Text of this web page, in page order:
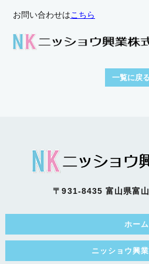
お問い合わせはこちら
一覧に戻る
〒931-8435 富山県富
ホーム
ニッショウ興